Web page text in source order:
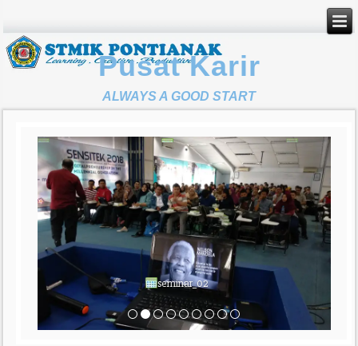
Pusat Karir
ALWAYS A GOOD START
seminar_02